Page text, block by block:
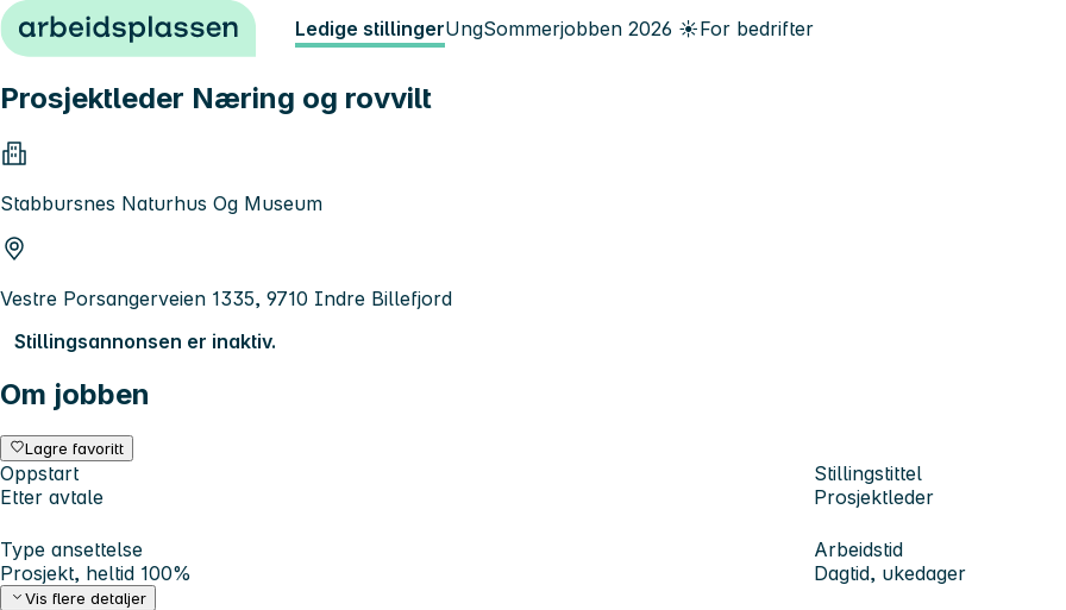
Hopp til innhold Ledige stillingerUngSommerjobben 2026 ☀️For bedrifter
Prosjektleder Næring og rovvilt
Stabbursnes Naturhus Og Museum
Vestre Porsangerveien 1335, 9710 Indre Billefjord
Stillingsannonsen er inaktiv.
Om jobben
Lagre favoritt
Oppstart
Etter avtale
Stillingstittel
Prosjektleder
Type ansettelse
Prosjekt, heltid 100%
Arbeidstid
Dagtid, ukedager
Vis flere detaljer